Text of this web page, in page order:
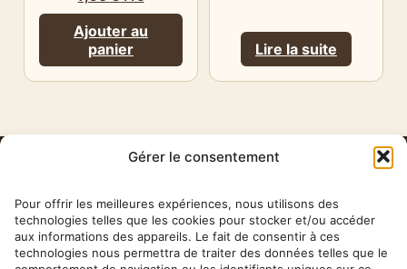
Gérer le consentement
Pour offrir les meilleures expériences, nous utilisons des
technologies telles que les cookies pour stocker et/ou accéder
aux informations des appareils. Le fait de consentir à ces
technologies nous permettra de traiter des données telles que le
Ajouter au
panier
Lire la suite
BARONA
✉ contact@herbabarona.com